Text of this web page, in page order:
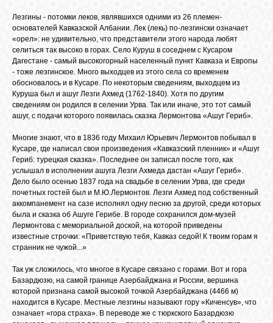
Лезгины - потомки леков, являвшихся одними из 26 племен-
основателей Кавказской Албании. Лек (лекь) по-лезгински означает
«орел»: не удивительно, что представители этого народа любят
селиться так высоко в горах. Село Куруш в соседнем с Кусаром
Дагестане - самый высокогорный населенный пункт Кавказа и Европы
- тоже лезгинское. Много выходцев из этого села со временем
обосновалось и в Кусаре. По некоторым сведениям, выходцем из
Куруша был и ашуг Лезги Ахмед (1762-1840). Хотя по другим
сведениям он родился в селении Урва. Так или иначе, это тот самый
ашуг, с подачи которого появилась сказка Лермонтова «Ашуг Гериб».
Многие знают, что в 1836 году Михаил Юрьевич Лермонтов побывал в
Кусаре, где написал свои произведения «Кавказский пленник» и «Ашуг
Гериб: турецкая сказка». Последнее он записал после того, как
услышал в исполнении ашуга Лезги Ахмеда дастан «Ашуг Гериб».
Дело было осенью 1837 года на свадьбе в селении Урва, где среди
почетных гостей был и М.Ю.Лермонтов. Лезги Ахмед под собственный
аккомпанемент на сазе исполнял одну песню за другой, среди которых
была и сказка об Ашуге Герибе. В городе сохранился дом-музей
Лермонтова с мемориальной доской, на которой приведены
известные строчки: «Приветствую тебя, Кавказ седой! К твоим горам я
странник не чужой...»
Так уж сложилось, что многое в Кусаре связано с горами. Вот и гора
Базардюзю, на самой границе Азербайджана и России, вершина
которой признана самой высокой точкой Азербайджана (4466 м)
находится в Кусаре. Местные лезгины называют гору «Киченсув», что
означает «гора страха». В переводе же с тюркского Базардюзю